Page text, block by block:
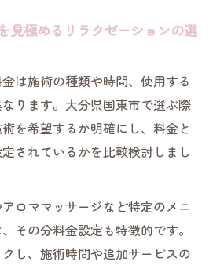
見極めるリラクゼーションの選
は施術の種類や時間、使用する
ります。大分県国東市で選ぶ際
を希望するか明確にし、料金と
されているかを比較検討しまし
ロママッサージなど特定のメニ
その分料金設定も特徴的です。
し、施術時間や追加サービスの